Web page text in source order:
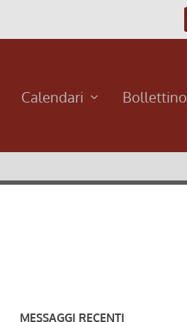
Calendari Bollettino
MESSAGGI RECENTI